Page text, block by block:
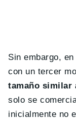
Sin embargo,
con un tercer
tamaño similar
solo se
inicialmente no